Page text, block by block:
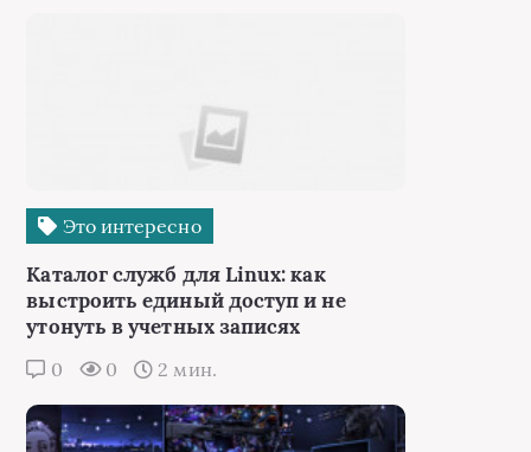
Это интересно
Каталог служб для Linux: как
выстроить единый доступ и не
утонуть в учетных записях
0 0 2 мин.